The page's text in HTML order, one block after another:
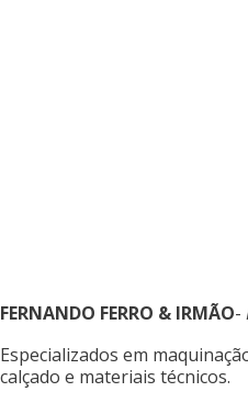
FERNANDO FERRO & IRMÃO-
Especializados em
calçado e materiais técnicos.